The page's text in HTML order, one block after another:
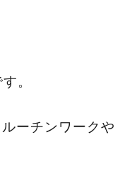
。
ーチンワークや